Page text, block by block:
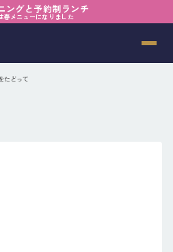
ングと予約制ランチ
春メニューになりました
たどって